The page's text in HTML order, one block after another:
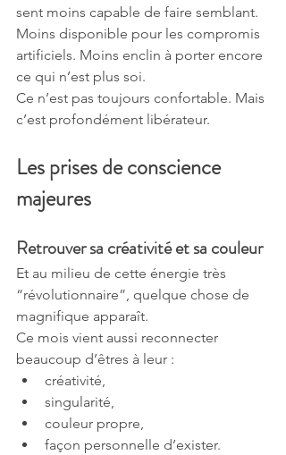
sent moins capable de faire semblant.
Moins disponible pour les compromis
artificiels. Moins enclin à porter encore
ce qui n’est plus soi.
Ce n’est pas toujours confortable. Mais
c’est profondément libérateur.
Les prises de conscience
majeures
Retrouver sa créativité et sa couleur
Et au milieu de cette énergie très
“révolutionnaire”, quelque chose de
magnifique apparaît.
Ce mois vient aussi reconnecter
beaucoup d’êtres à leur :
créativité,
singularité,
couleur propre,
façon personnelle d’exister.